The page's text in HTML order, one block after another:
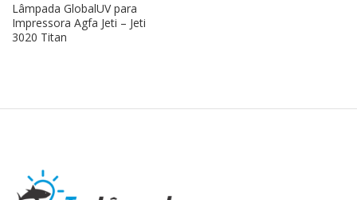
Lâmpada GlobalUV para
Impressora Agfa Jeti – Jeti
3020 Titan